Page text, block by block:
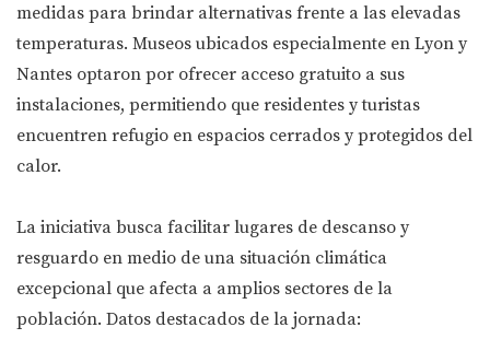
medidas para brindar alternativas frente a las elevadas
temperaturas. Museos ubicados especialmente en Lyon y
Nantes optaron por ofrecer acceso gratuito a sus
instalaciones, permitiendo que residentes y turistas
encuentren refugio en espacios cerrados y protegidos del
calor.
La iniciativa busca facilitar lugares de descanso y
resguardo en medio de una situación climática
excepcional que afecta a amplios sectores de la
población. Datos destacados de la jornada: